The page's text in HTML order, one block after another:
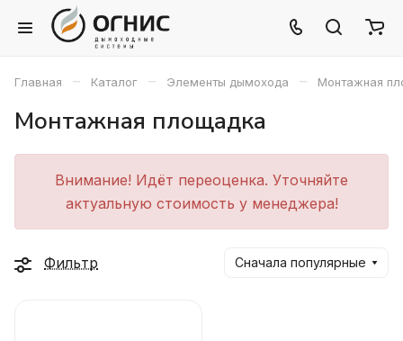
Главная – Каталог – Элементы дымохода – Монтажная
Монтажная площадка
Внимание! Идёт переоценка. Уточняйте
актуальную стоимость у менеджера!
Фильтр Сначала популярные